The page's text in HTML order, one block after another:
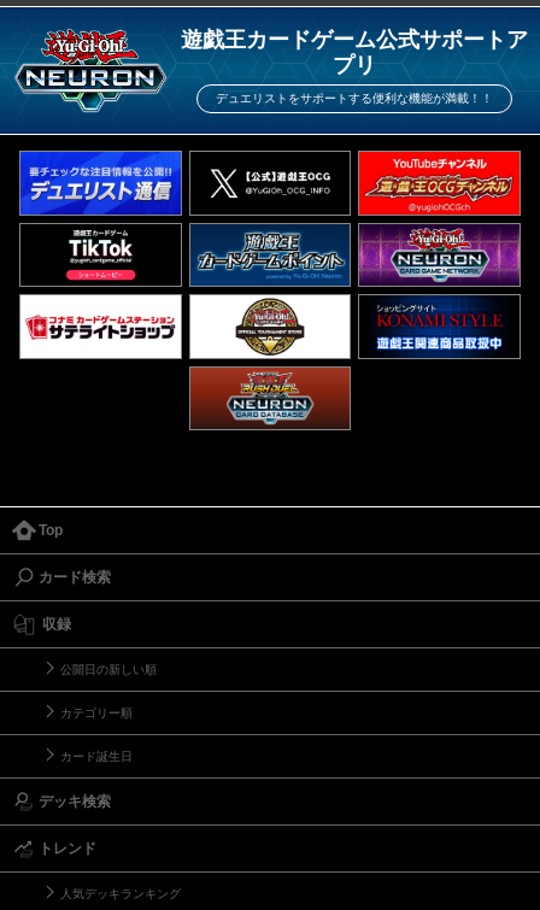
遊戯王カードゲーム公式サポートア
プリ
デュエリストをサポートする便利な機能が満載！！
Top
カード検索
収録
公開日の新しい順
カテゴリー順
カード誕生日
デッキ検索
トレンド
人気デッキランキング